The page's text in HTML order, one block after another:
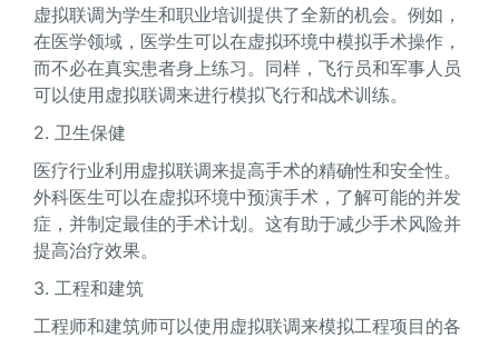
虚拟联调为学生和职业培训提供了全新的机会。例如，
在医学领域，医学生可以在虚拟环境中模拟手术操作，
而不必在真实患者身上练习。同样，飞行员和军事人员
可以使用虚拟联调来进行模拟飞行和战术训练。
2. 卫生保健
医疗行业利用虚拟联调来提高手术的精确性和安全性。
外科医生可以在虚拟环境中预演手术，了解可能的并发
症，并制定最佳的手术计划。这有助于减少手术风险并
提高治疗效果。
3. 工程和建筑
工程师和建筑师可以使用虚拟联调来模拟工程项目的各